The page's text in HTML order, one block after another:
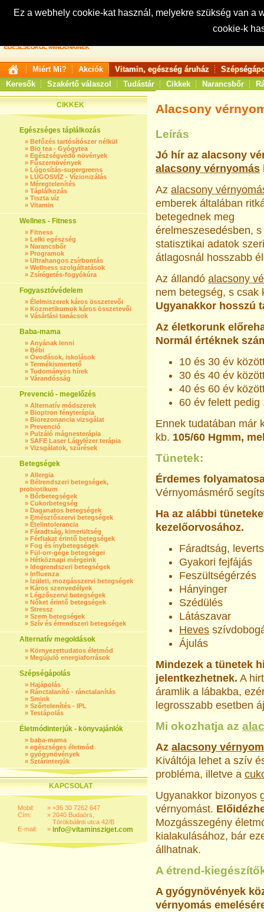
Ez a webhely cookie-kat használ, melyekre szükség van
cookie-k
Keresés:
Miért Mi? Akciók Vitamin, egészség áruház
Keresők
Szakértő válaszol Tudástár Cikkek Narancsbőr
CIKKEK
Egészséges táplálkozás
» Befőzés tartósítószer nélkül
» Bio tea - Gyógytea
» Egészségvédő növények
» Fűszernövények
» Lúgosítás-supergreens
» LÚGOSVÍZ - Vízionizálás
» Méregtelenítés
» Táplálkozás
» Tiszta víz
» Vitamin
Wellnes - Fitness
» Fitness
» Lelki egészség
» Narancsbőr
» Programok
» Ultrahangos zsírbontás
» Wellness szolgáltatások
» Zsírégetés-fogyókúra
Fogyasztóvédelem
» Élelmiszerek káros összetevői
» Kozmetikumok káros összetevői
» Vásárlási tanácsok
Baba-mama
» Anyának lenni
» Bébi
» Óvodások, iskolások
» Termékismertető
» Tudományos hírek
» Várandósság
Prevenció - megelőzés
» Alternatív módszerek
» Bioptron fényterápia
» Biorezonancia vizsgálat
» Prevenció
» Pulzáló mágnesterápia
» SAFE Laser Lágylézer terápia
» Vizsgálatok, szűrések
Betegségek
» Allergia
» Bélrendszeri betegségek,
probiotikum
» Bőrbetegségek
» Cukorbetegség
» Daganatos betegségek
» Emésztőszervi betegségek
» Ételintolerancia
» Fáradtság, kimerültség
» Férfiakat érintő betegségek
» Fog és ínybetegségek
» Fül-orr-gége betegségei
» Hétköznapi mérgeink
» Idegrendszeri betegségek
» Influenza
» Ízületi, mozgásszervi betegségek
» Káros szenvedélyek
» Légzőszervi betegségek
» Nőket érintő betegségek
» Stressz
» Szem betegségek
» Szív és érrendszeri betegségek
Alternatív megoldások
» Környezettudatos életmód
» Megújuló energiaforrások
Szépségápolás
» Hajápolás
» Ránctalanító - ránctalanítás
» Smink
» Szőrtelenítés - IPL
» Testápolás
Életmódinterjúk - könyvajánlók
» baba-mama
» egészséges életmód
» gyógynövények
» Sztárinterjúk
KAPCSOLAT
Mobil:
Cím:
E-mail:
»
»
»
+36 30 7262 647
2040 Budaörs,
Törökbálinti utca 42/B
info@vitaminsziget.com
Alacsony
Leírás
Jó hír az alacsony
alacsony vérnyomás
Az alacsony
emberek általában
betegednek meg
érelmeszesedésben, s
statisztikai adatok
átlagosnál hosszabb
Az állandó alacsony
nem betegség, s csak
Ugyanakkor hosszú
Az életkorunk
Normál értéknek
10 és 30 év
30 és 40 év
40 és 60 év
60 év felett pedig
Ennek tudatában már
kb. 105/60 Hgmm,
Tünetek:
Érdemes
Vérnyomásmérő
Ha az alábbi
kezelőorvosához.
Fáradtság,
Gyakori fejfájás
Feszültségérzés
Hányinger
Szédülés
Látászavar
Heves
Ájulás
Mindezek a tünetek
jelentkezhetnek. A
áramlik a lábakba,
legrosszabb esetben
Mi okozhatja az
Az alacsony
Kiváltója lehet a szív
probléma, illetve a
Ugyanakkor bizonyos
vérnyomást.
Mozgásszegény
kialakulásához, bár
állhatnak.
A étrend-
A gyógynövények
vérnyomás